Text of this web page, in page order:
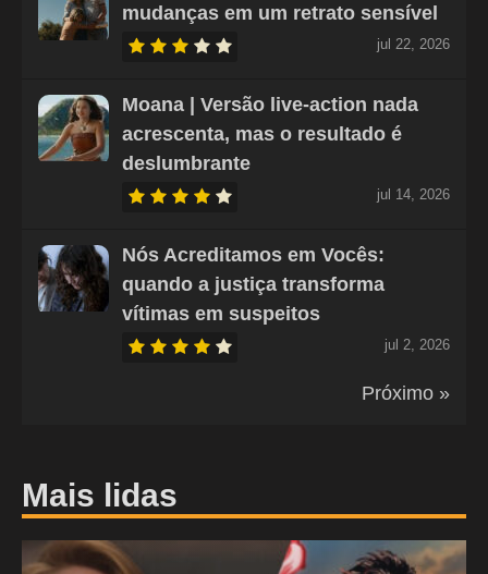
mudanças em um retrato sensível
jul 22, 2026
Moana | Versão live-action nada
acrescenta, mas o resultado é
deslumbrante
jul 14, 2026
Nós Acreditamos em Vocês:
quando a justiça transforma
vítimas em suspeitos
jul 2, 2026
Próximo »
Mais lidas